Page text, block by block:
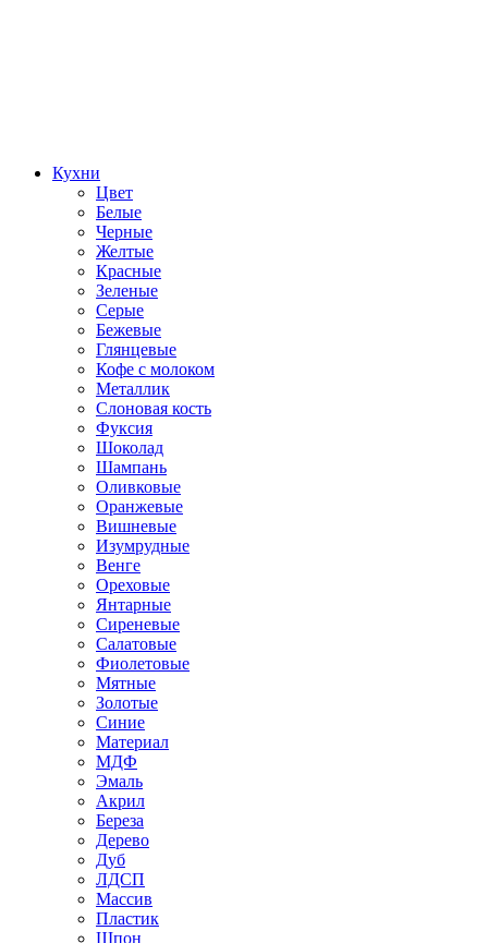
Кухни
Цвет
Белые
Черные
Желтые
Красные
Зеленые
Серые
Бежевые
Глянцевые
Кофе с молоком
Металлик
Слоновая кость
Фуксия
Шоколад
Шампань
Оливковые
Оранжевые
Вишневые
Изумрудные
Венге
Ореховые
Янтарные
Сиреневые
Салатовые
Фиолетовые
Мятные
Золотые
Синие
Материал
МДФ
Эмаль
Акрил
Береза
Дерево
Дуб
ЛДСП
Массив
Пластик
Шпон